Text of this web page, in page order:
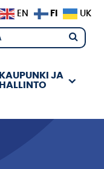
KAUPUNKI JA
HALLINTO
EN FI UK